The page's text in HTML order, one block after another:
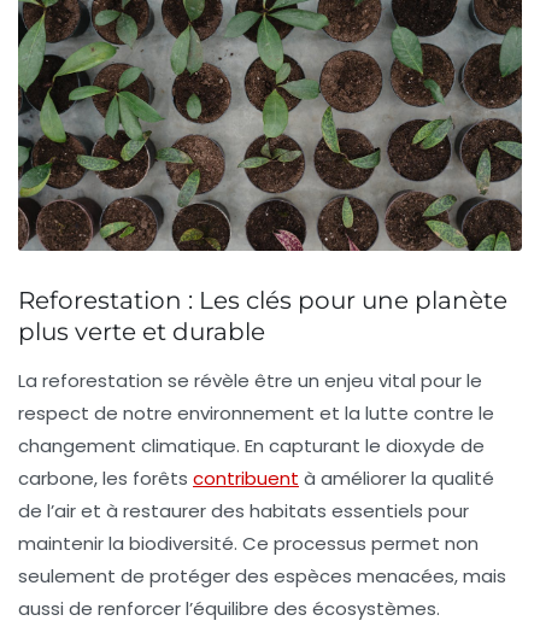
Reforestation : Les clés pour une planète
plus verte et durable
La reforestation se révèle être un enjeu vital pour le
respect de notre environnement et la lutte contre le
changement climatique. En capturant le dioxyde de
carbone, les forêts contribuent à améliorer la qualité
de l’airet à restaurer des habitats essentiels pour
maintenir la biodiversité. Ce processus permet non
seulement de protéger des espèces menacées, mais
aussi de renforcer l’équilibre des écosystèmes.